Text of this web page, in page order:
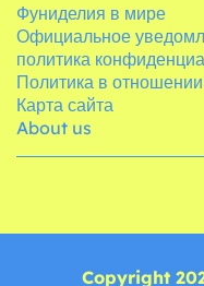
Фуниделия в мире
Официальное
политика
Политика в
Карта сайта
About us
Copyright